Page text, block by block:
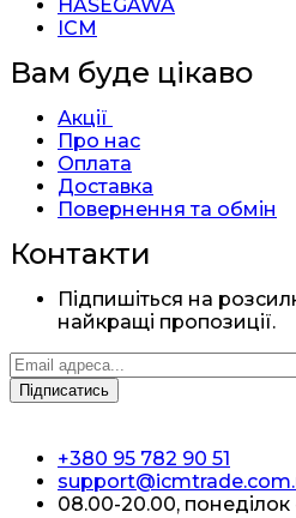
HASEGAWA
ICM
Вам буде цікаво
Акції
Про нас
Оплата
Доставка
Повернення та обмін
Контакти
Підпишіться на
найкращі пропозиції.
+380 95 782 90 51
08.00-20.00, понеділок